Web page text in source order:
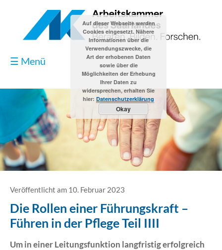
☰ Menü
Blog
Kontakt
Datenschutzerklärung
Veröffentlicht am 10. Februar 2023
Die Rollen einer Führungskraft –
Führen in der Pflege Teil IIII
Um in einer Leitungsfunktion langfristig erfolgreich
Auf dieser Webseite werden
Cookies eingesetzt. Nähere
Informationen über die
Verwendungszwecke, die
Art der erhobenen Daten
sowie über die
Möglichkeiten der Erhebung
Ihrer Daten zu
widersprechen, erhalten Sie
hier: Datenschutzerklärung
Okay